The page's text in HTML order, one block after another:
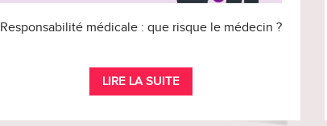
Responsabilité médicale : que risque le médecin ?
LIRE LA SUITE